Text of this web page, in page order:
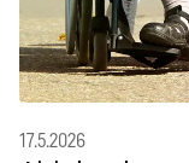
17.5.2026